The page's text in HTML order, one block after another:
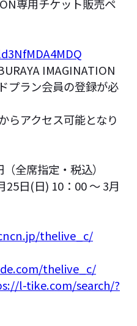
専用チケット販売ペ
IMAGINATION
プラン会員の登録が必
らアクセス可能となり
全席指定・税込）
日(日) 10：00 ～ 3月
thelive_c/
thelive_c/
l-tike.com/search/?